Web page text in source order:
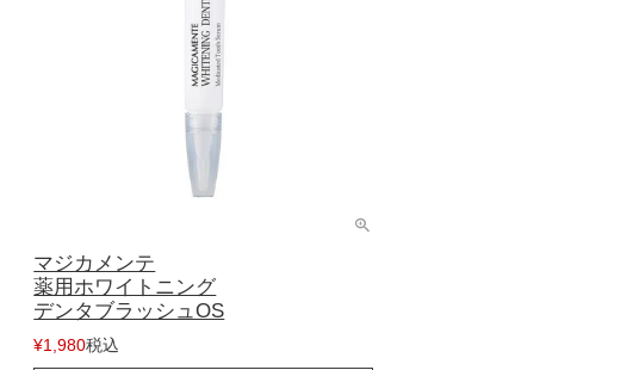
マジカメンテ
薬用ホワイトニング
デンタブラッシュOS
¥1,980税込